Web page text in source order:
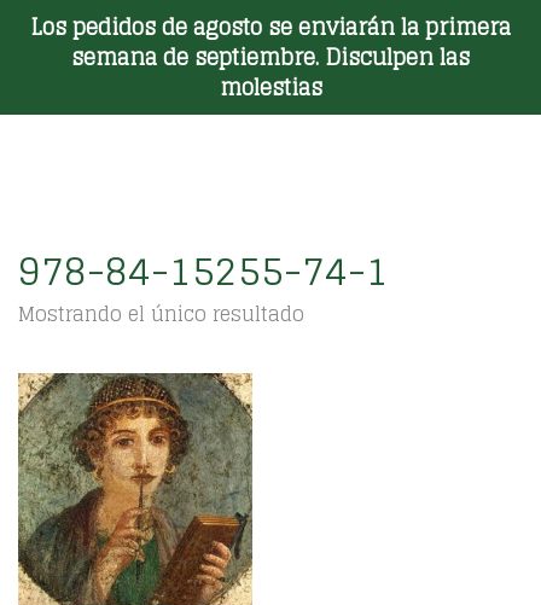
Los pedidos de agosto se enviarán la primera
semana de septiembre. Disculpen las
molestias
Toggle Menu
978-84-15255-74-1
Mostrando el único resultado